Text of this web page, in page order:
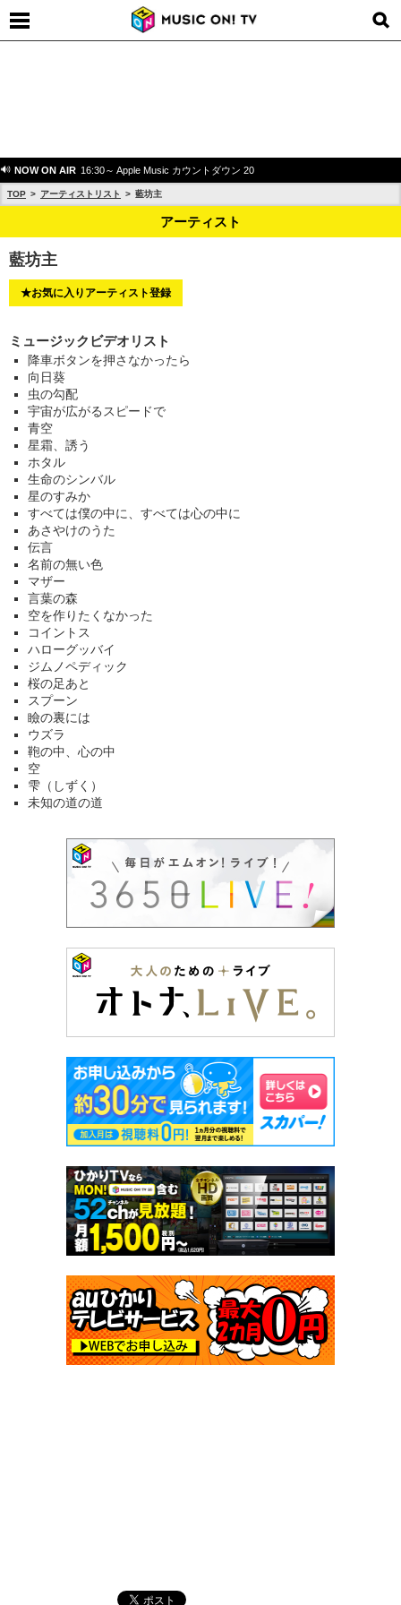
NOW ON AIR 16:30～ Apple Music カウントダウン 20
TOP アーティストリスト 藍坊主
アーティスト
藍坊主
★お気に入りアーティスト登録
ミュージックビデオリスト
降車ボタンを押さなかったら
向日葵
虫の勾配
宇宙が広がるスピードで
青空
星霜、誘う
ホタル
生命のシンバル
星のすみか
すべては僕の中に、すべては心の中に
あさやけのうた
伝言
名前の無い色
マザー
言葉の森
空を作りたくなかった
コイントス
ハローグッバイ
ジムノペディック
桜の足あと
スプーン
瞼の裏には
ウズラ
鞄の中、心の中
空
雫（しずく）
未知の道の道